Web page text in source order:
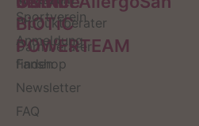
Produktberater
Darmberater
finden
Newsletter
FAQ
BiOTiC
POWERTEAM
Sportverein
Anmeldung
Fanshop